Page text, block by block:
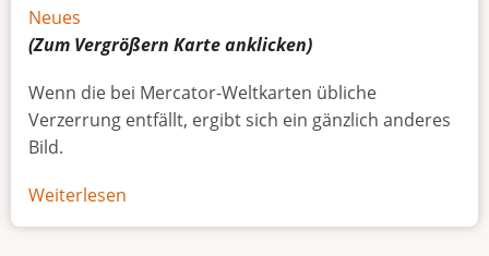
Neues
(Zum Vergrößern Karteanklicken)
Wenn die bei Mercator-Weltkarten übliche
Verzerrung entfällt, ergibt sich ein gänzlich anderes
Bild.
Weiterlesen
Afrikas